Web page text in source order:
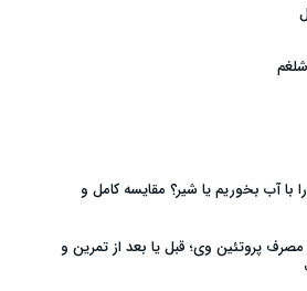
با آب بخوریم یا شیر؟ مقایسه کامل و
مصرف پروتئین وی؛ قبل یا بعد از تمرین و